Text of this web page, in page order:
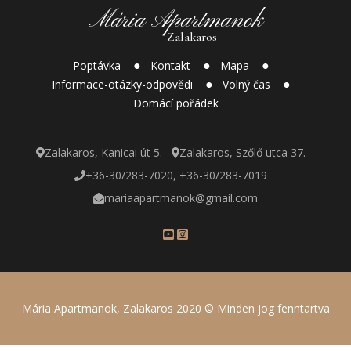
Mária Apartmanok
Zalakaros
Poptávka Kontakt
Mapa
Informace-otázky-odpovědi
Volný čas
Domácí pořádek
Zalakaros, Kanicai út 5.
Zalakaros, Szőlő utca 37.
+36-30/283-7020, +36-30/283-7019
mariaapartmanok@gmail.com
Mária Apartmanok, Zalakaros 2020 © Minden jog fenntartva